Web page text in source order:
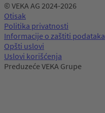
© VEKA AG 2024-2026
Otisak
Politika privatnosti
Informacije o zaštiti podataka
Opšti uslovi
Uslovi korišćenja
Preduzeće VEKA Grupe